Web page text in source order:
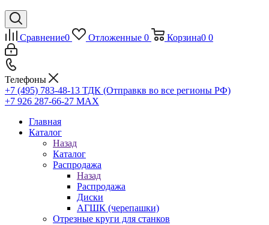
Сравнение0 Отложенные 0 Корзина0 0
Телефоны
+7 (495) 783-48-13 ТДК (Отправкв во все регионы РФ)
+7 926 287-66-27 МАХ
Главная
Каталог
Назад
Каталог
Распродажа
Назад
Распродажа
Диски
АГШК (черепашки)
Отрезные круги для станков